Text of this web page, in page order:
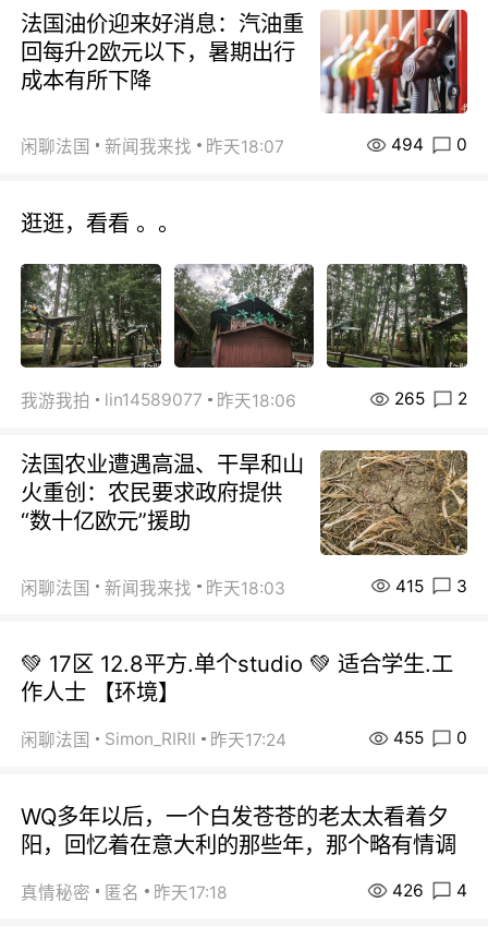
法国油价迎来好消息：汽油重
回每升2欧元以下，暑期出行
成本有所下降
闲聊法国 新闻我来找 昨天18:07 494 0
逛逛，看看 。。
我游我拍 lin14589077 昨天18:06 265 2
法国农业遭遇高温、干旱和山
火重创：农民要求政府提供
“数十亿欧元”援助
闲聊法国 新闻我来找 昨天18:03 415 3
💚 17区 12.8平方.单个studio 💚 适合学生.工
作人士 【环境】
闲聊法国 Simon_RIRIl 昨天17:24 455 0
WQ多年以后，一个白发苍苍的老太太看着夕
阳，回忆着在意大利的那些年，那个略有情调
真情秘密 匿名 昨天17:18 426 4